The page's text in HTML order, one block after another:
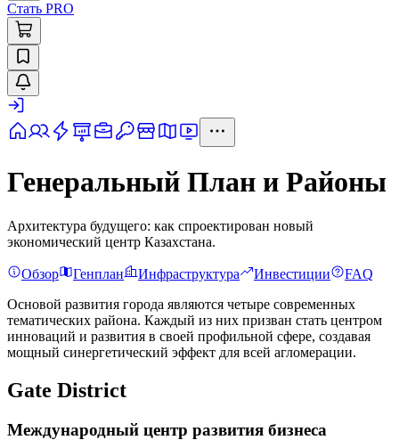
Стать PRO
Генеральный План и Районы
Архитектура будущего: как спроектирован новый
экономический центр Казахстана.
Обзор Генплан Инфраструктура Инвестиции
FAQ
Основой развития города являются четыре современных
тематических района. Каждый из них призван стать центром
инноваций и развития в своей профильной сфере, создавая
мощный синергетический эффект для всей агломерации.
Gate District
Международный центр развития бизнеса